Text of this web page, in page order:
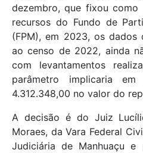
dezembro, que fixou
recursos do Fundo de
(FPM), em 2023, os dados
ao censo de 2022, ainda
com levantamentos
parâmetro implicaria
4.312.348,00 no valor do
A decisão é do Juiz
Moraes, da Vara Federal
Judiciária de Manhuaçu